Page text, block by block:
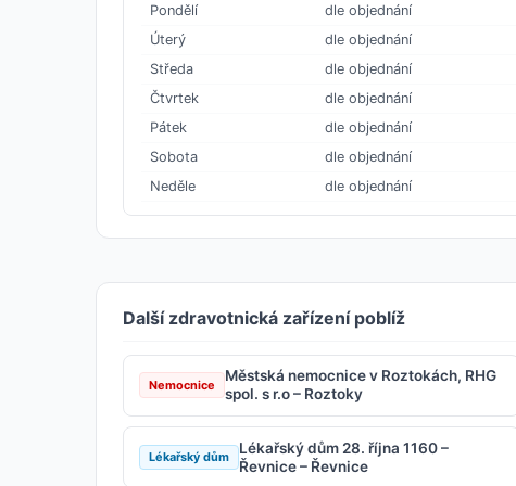
Pondělí
dle objednání
Úterý
dle objednání
Středa
dle objednání
Čtvrtek
dle objednání
Pátek
dle objednání
Sobota
dle objednání
Neděle
dle objednání
Další zdravotnická zařízení poblíž
Nemocnice
Městská nemocnice v Roztokách, RHG
spol. s r.o – Roztoky
Lékařský dům
Lékařský dům 28. října 1160 –
Řevnice – Řevnice